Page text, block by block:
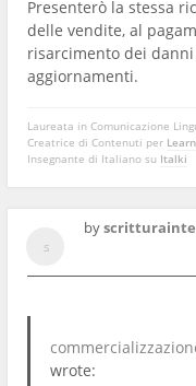
Presenterò la stessa
delle vendite, al
risarcimento dei
aggiornamenti.
Laureata in Comunicazione
Creatrice di Contenuti per
Insegnante di Italiano su Italki
by
wrote: